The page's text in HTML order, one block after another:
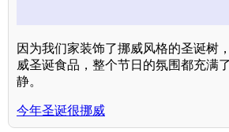
因为我们家装饰了挪威风格的圣诞树
威圣诞食品，整个节日的氛围都充满
静。
今年圣诞很挪威